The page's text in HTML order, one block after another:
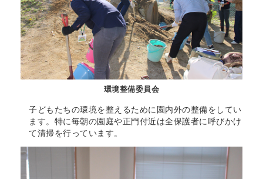
環境整備委員会
子どもたちの環境を整えるために園内外の整備をしてい
ます。特に毎朝の園庭や正門付近は全保護者に呼びかけ
て清掃を行っています。